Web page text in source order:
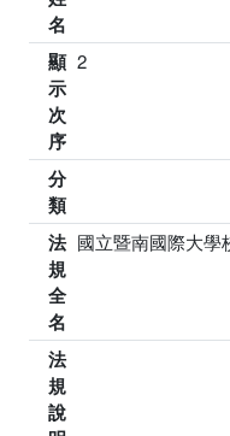
名
顯
示
次
序
2
分
類
法
規
全
名
國立暨南國際大學
法
規
說